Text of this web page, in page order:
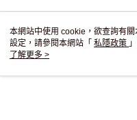
本網站中使用 cookie，欲查詢有
設定，請參閱本網站「 私隱政策
用 cookie。
了解更多 >